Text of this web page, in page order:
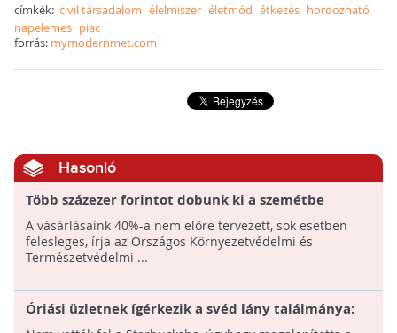
címkék: civil társadalom élelmiszer életmód étkezés hordozható
napelemes piac
forrás: mymodernmet.com
Hasonló
Több százezer forintot dobunk ki a szemétbe
A vásárlásaink 40%-a nem előre tervezett, sok esetben
felesleges, írja az Országos Környezetvédelmi és
Természetvédelmi ...
Óriási üzletnek ígérkezik a svéd lány találmánya:
az új Wheelys mobilkávézó a levegőt is tisztítja!